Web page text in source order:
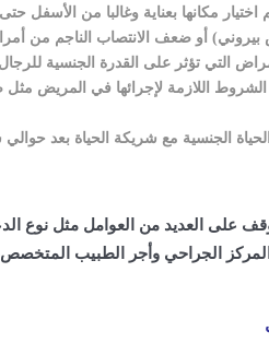
مكانها بعناية وغالبا من الأسفل
أو ضعف الانتصاب الناجم من
التي تؤثر على القدرة الجنسية
الشروط اللازمة لإجرائها في المريض
الجنسية مع شريكة الحياة بعد
العديد من العوامل مثل نوع
الجراحي وأجر الطبيب